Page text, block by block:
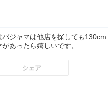
ジャマは他店を探しても
あったら嬉しいです。
シェア